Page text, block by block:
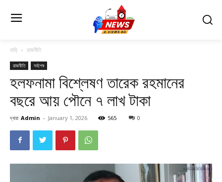
বাড়ি রাজনীতি
রাজনীতি সর্বশেষ
হলফনামা বিশ্লেষণ তারেক রহমানের
বছরে আয় পৌনে ৭ লাখ টাকা
দ্বারা Admin - January 1, 2026 565 0